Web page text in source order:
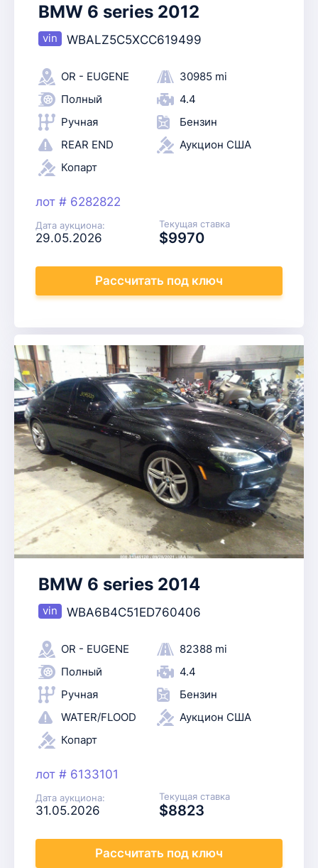
BMW 6 series 2012
WBALZ5C5XCC619499
OR - EUGENE
30985 mi
Полный
4.4
Ручная
Бензин
REAR END
Аукцион США
Копарт
лот # 6282822
Дата аукциона:
29.05.2026
Текущая ставка
$9970
Рассчитать под ключ
BMW 6 series 2014
WBA6B4C51ED760406
OR - EUGENE
82388 mi
Полный
4.4
Ручная
Бензин
WATER/FLOOD
Аукцион США
Копарт
лот # 6133101
Дата аукциона:
31.05.2026
Текущая ставка
$8823
Рассчитать под ключ